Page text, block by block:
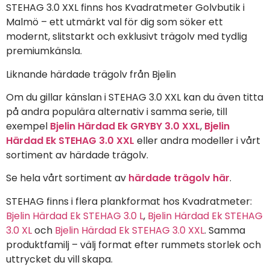
STEHAG 3.0 XXL finns hos Kvadratmeter Golvbutik i
Malmö – ett utmärkt val för dig som söker ett
modernt, slitstarkt och exklusivt trägolv med tydlig
premiumkänsla.
Liknande härdade trägolv från Bjelin
Om du gillar känslan i STEHAG 3.0 XXL kan du även titta
på andra populära alternativ i samma serie, till
exempel Bjelin Härdad Ek GRYBY 3.0 XXL, Bjelin
Härdad Ek STEHAG 3.0 XXL eller andra modeller i vårt
sortiment av härdade trägolv.
Se hela vårt sortiment av härdade trägolv här.
STEHAG finns i flera plankformat hos Kvadratmeter:
Bjelin Härdad Ek STEHAG 3.0 L, Bjelin Härdad Ek STEHAG
3.0 XLoch Bjelin Härdad Ek STEHAG 3.0 XXL. Samma
produktfamilj – välj format efter rummets storlek och
uttrycket du vill skapa.